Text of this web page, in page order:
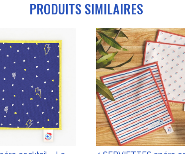
PRODUITS SIMILAIRES